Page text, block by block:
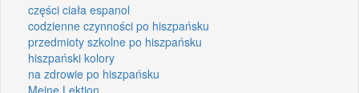
części ciała espanol
codzienne czynności po hiszpańsku
przedmioty szkolne po hiszpańsku
hiszpański kolory
na zdrowie po hiszpańsku
Meine Lektion